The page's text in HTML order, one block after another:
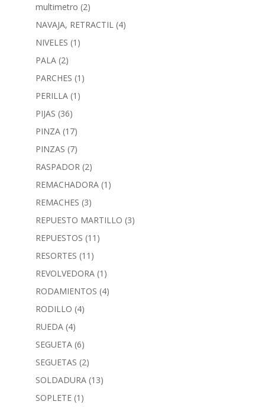
multimetro (2)
NAVAJA, RETRACTIL (4)
NIVELES (1)
PALA (2)
PARCHES (1)
PERILLA (1)
PIJAS (36)
PINZA (17)
PINZAS (7)
RASPADOR (2)
REMACHADORA (1)
REMACHES (3)
REPUESTO MARTILLO (3)
REPUESTOS (11)
RESORTES (11)
REVOLVEDORA (1)
RODAMIENTOS (4)
RODILLO (4)
RUEDA (4)
SEGUETA (6)
SEGUETAS (2)
SOLDADURA (13)
SOPLETE (1)